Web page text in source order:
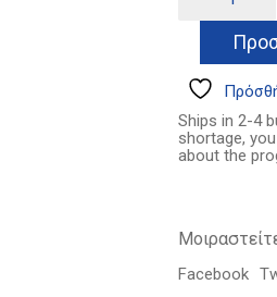
αυτισμό
ποσότητα
Ships in 2-4
shortage,
about the
Facebook